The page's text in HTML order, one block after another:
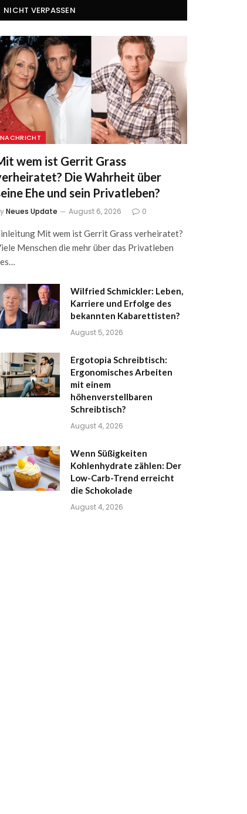
NICHT VERPASSEN
NACHRICHT
wem ist Gerrit Grass
Die Wahrheit über
Ehe und sein Privatleben?
Neues Update August 6, 2026 0
Mit wem ist Gerrit Grass verheiratet?
Menschen die mehr über das Privatleben
Wilfried Schmickler: Leben,
Karriere und Erfolge des
bekannten Kabarettisten?
August 5, 2026
Ergotopia Schreibtisch:
Ergonomisches Arbeiten
mit einem
höhenverstellbaren
Schreibtisch?
August 4, 2026
Wenn Süßigkeiten
Kohlenhydrate zählen: Der
Low-Carb-Trend erreicht
die Schokolade
August 4, 2026